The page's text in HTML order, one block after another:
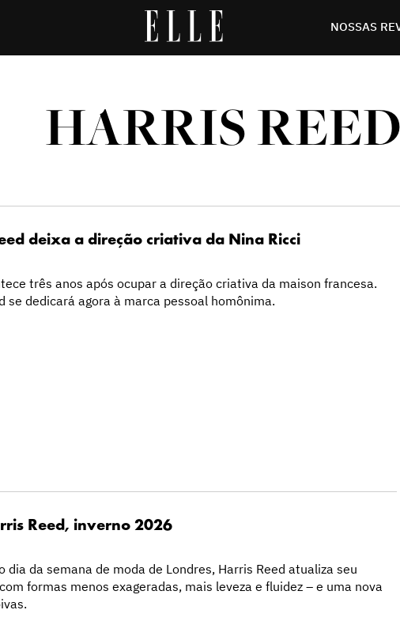
NOSSAS
HARRIS REED
deixa a direção criativa da Nina Ricci
três anos após ocupar a direção criativa da maison francesa.
se dedicará agora à marca pessoal homônima.
Reed, inverno 2026
dia da semana de moda de Londres, Harris Reed atualiza seu
formas menos exageradas, mais leveza e fluidez – e uma nova